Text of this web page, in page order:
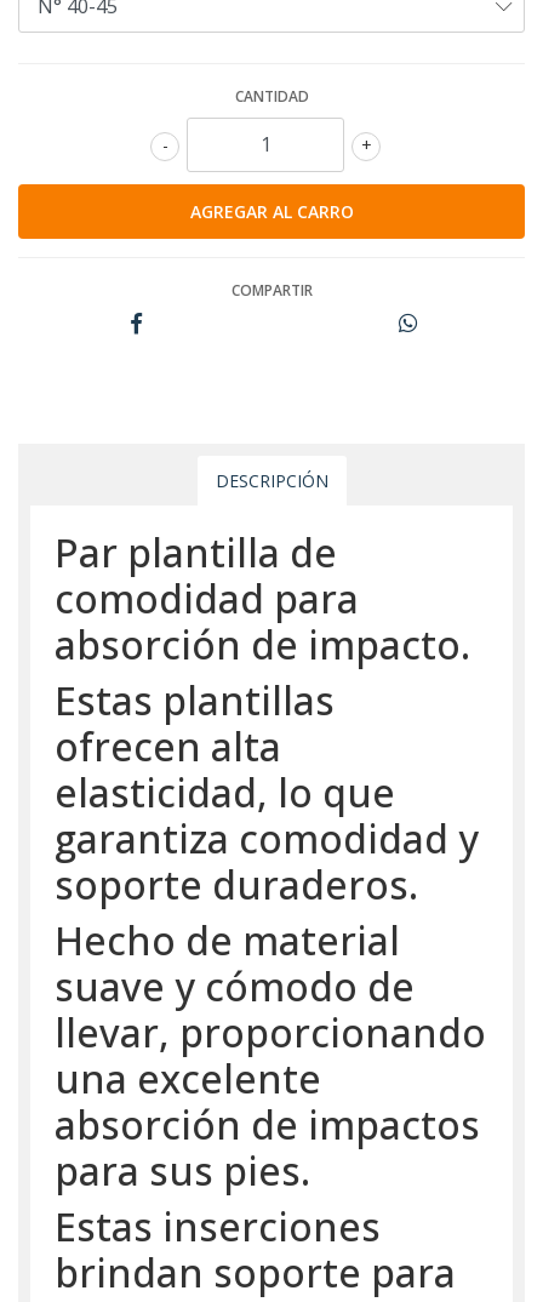
CANTIDAD
+
-
COMPARTIR
DESCRIPCIÓN
Par plantilla de
comodidad para
absorción de impacto.
Estas plantillas
ofrecen alta
elasticidad, lo que
garantiza comodidad y
soporte duraderos.
Hecho de material
suave y cómodo de
llevar, proporcionando
una excelente
absorción de impactos
para sus pies.
Estas inserciones
brindan soporte para